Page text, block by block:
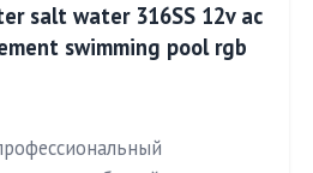
salt water 316SS 12v ac
swimming pool rgb